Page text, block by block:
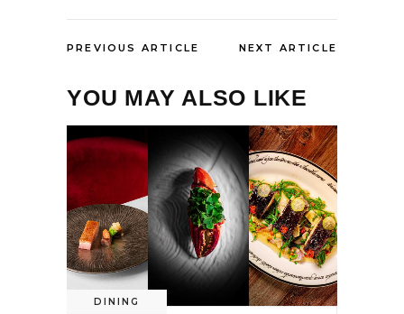
PREVIOUS ARTICLE NEXT ARTICLE
YOU MAY ALSO LIKE
DINING